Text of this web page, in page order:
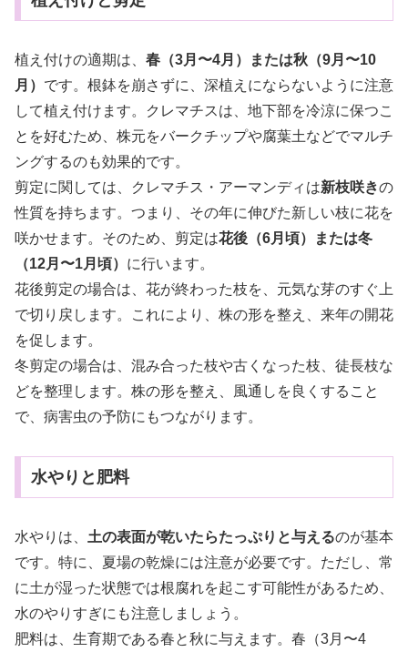
植え付けの適期は、 春（3月〜4月）または秋（9月〜10
月） です。根鉢を崩さずに、深植えにならないように注意
して植え付けます。クレマチスは、地下部を冷涼に保つこ
とを好むため、株元をバークチップや腐葉土などでマルチ
ングするのも効果的です。
剪定に関しては、クレマチス・アーマンディは新枝咲きの
性質を持ちます。つまり、その年に伸びた新しい枝に花を
咲かせます。そのため、剪定は花後（6月頃）または冬
（12月〜1月頃） に行います。
花後剪定の場合は、花が終わった枝を、元気な芽のすぐ上
で切り戻します。これにより、株の形を整え、来年の開花
を促します。
冬剪定の場合は、混み合った枝や古くなった枝、徒長枝な
どを整理します。株の形を整え、風通しを良くすること
で、病害虫の予防にもつながります。
水やりと肥料
水やりは、 土の表面が乾いたらたっぷりと与えるのが基本
です。特に、夏場の乾燥には注意が必要です。ただし、常
に土が湿った状態では根腐れを起こす可能性があるため、
水のやりすぎにも注意しましょう。
肥料は、生育期である春と秋に与えます。春（3月〜4